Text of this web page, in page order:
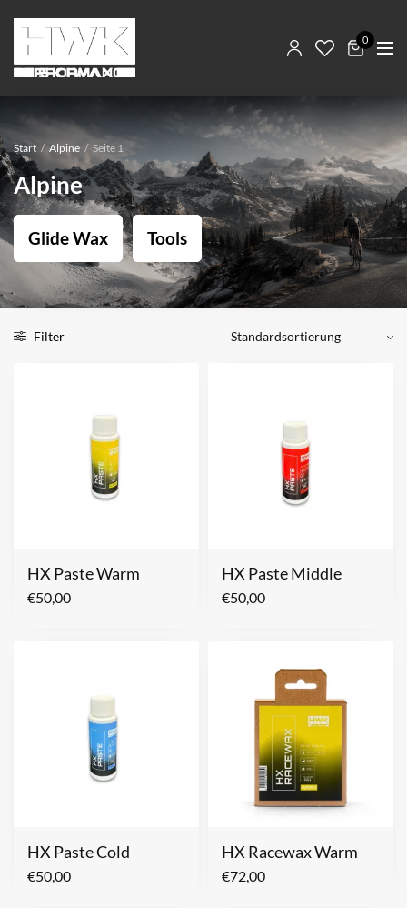
0
Start / Alpine / Seite 1
Alpine
Glide Wax Tools
Filter
HX Paste Warm
€50,00
HX Paste Middle
€50,00
HX Paste Cold
€50,00
HX Racewax Warm
€72,00